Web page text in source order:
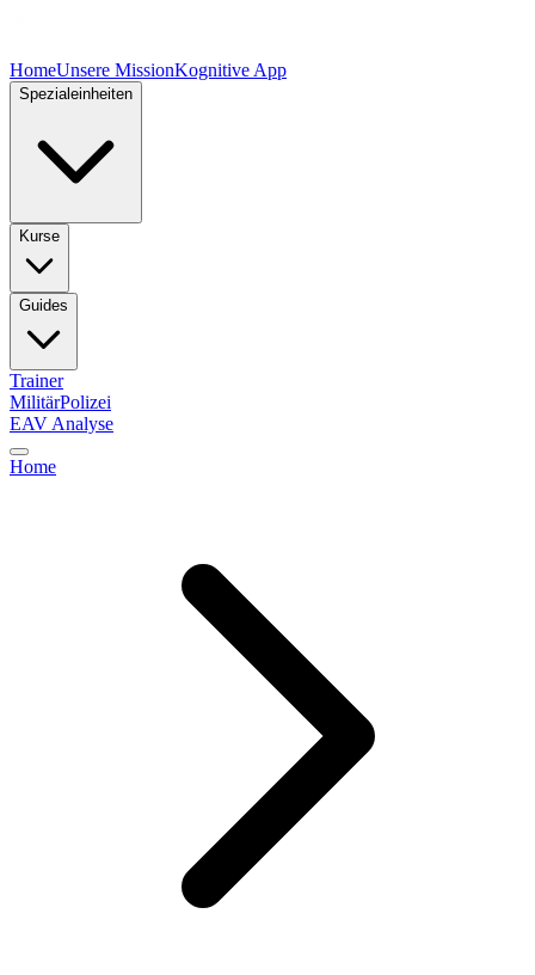
HomeUnsere MissionKognitive App
Spezialeinheiten
Kurse
Guides
Trainer
MilitärPolizei
EAV Analyse
Home